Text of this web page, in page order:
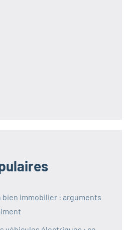
bien immobilier : arguments